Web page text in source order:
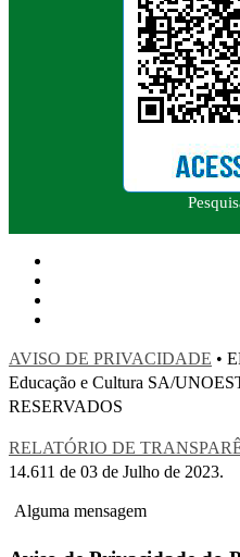
AVISO DE PRIVACIDADE •
Educação e Cultura SA/
RESERVADOS
RELATÓRIO DE
14.611 de 03 de Julho de 2023.
Alguma mensagem